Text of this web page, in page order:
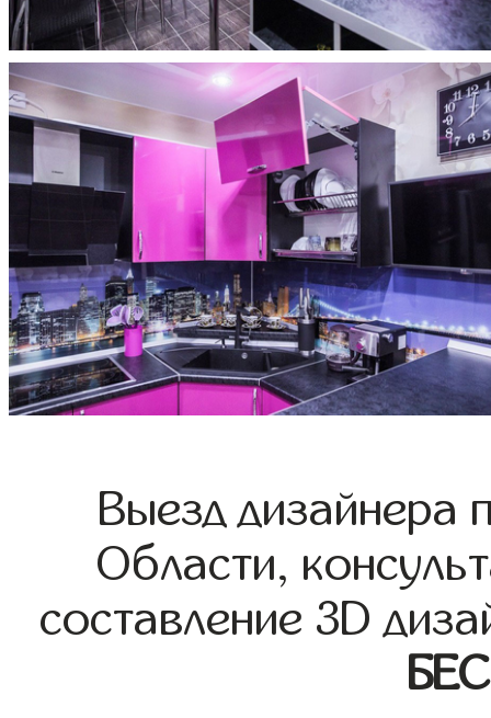
Выезд дизайнера
Области,
составление 3D